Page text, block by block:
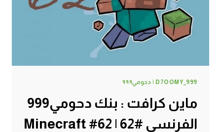
:
D7OOMY999
D7OOMY_999 | دحومي٩٩٩
ماين كرافت : بنك دحومي999
الفرنسي #62 | 62# Minecraft